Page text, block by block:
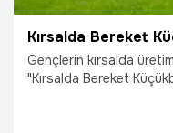
Gençlerin kırsalda
"Kırsalda Bereket